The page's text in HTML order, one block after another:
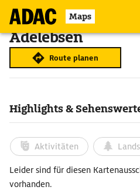
Maps
Adelebsen
Route planen
Highlights &
Aktivitäten
Leider sind für diesen
vorhanden.